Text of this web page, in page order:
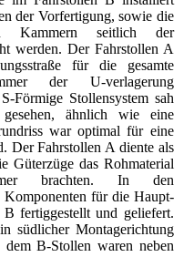
der Vorfertigung, sowie die
Kammern seitlich der
werden. Der Fahrstollen A
für die gesamte
der U-verlagerung
Stollensystem sah
ähnlich wie eine
war optimal für eine
Der Fahrstollen A diente als
Güterzüge das Rohmaterial
brachten. In den
für die Haupt-
B fertiggestellt und geliefert.
südlicher Montagerichtung
B-Stollen waren neben